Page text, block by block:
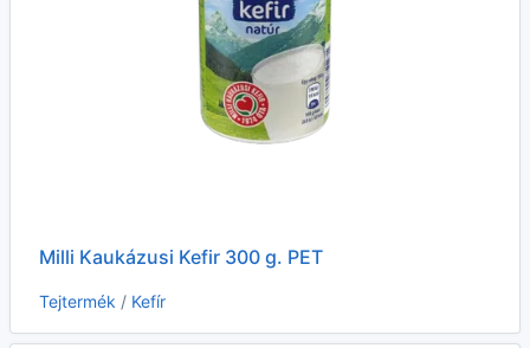
Milli Kaukázusi Kefir 300 g. PET
Tejtermék / Kefír